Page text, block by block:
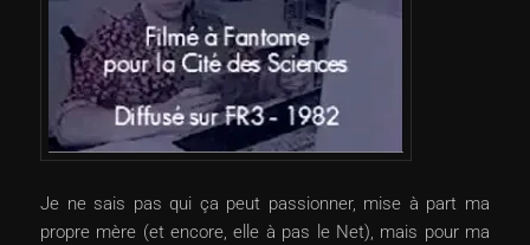
Je ne sais pas qui ça peut passionner, mise à part ma
propre mère (et encore, elle à pas le Net), mais pour ma